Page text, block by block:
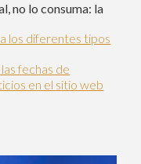
no lo consuma: la
los diferentes tipos
fechas de
en el sitio web